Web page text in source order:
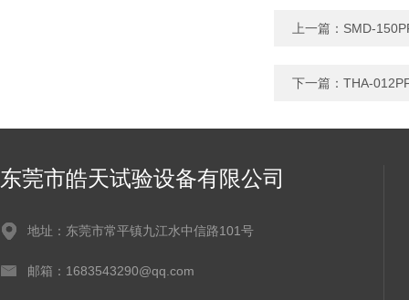
上一篇： SMD-
下一篇： THA-
东莞市皓天试验设备有限公司
地址：东莞市常平镇九江水中信路101号
邮箱：1683543290@qq.com